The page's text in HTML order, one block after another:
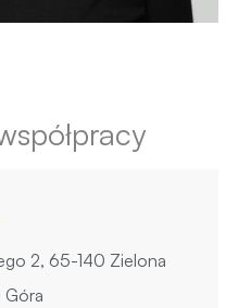
2, 65-140 Zielona
Góra